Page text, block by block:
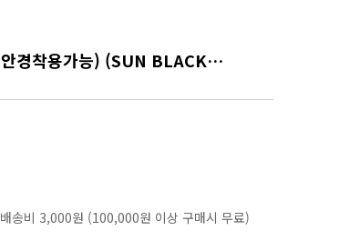
4D맥XL 4D MAG XL CHALK (안경착용가능) (SUN BLACK GOLD MIRROR + BLUE SENSOR MIRROR)
배송비 3,000원 (100,000원 이상 구매시 무료)